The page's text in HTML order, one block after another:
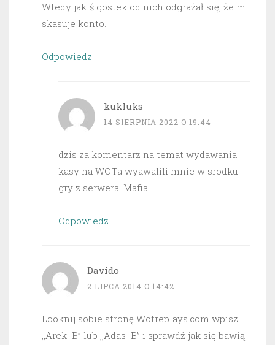
Wtedy jakiś gostek od nich odgrażał się, że mi
skasuje konto.
Odpowiedz
kukluks
14 SIERPNIA 2022 O 19:44
dzis za komentarz na temat wydawania
kasy na WOTa wyawalili mnie w srodku
gry z serwera. Mafia .
Odpowiedz
Davido
2 LIPCA 2014 O 14:42
Looknij sobie stronę Wotreplays.com wpisz
,,Arek_B” lub ,,Adas_B” i sprawdź jak się bawią